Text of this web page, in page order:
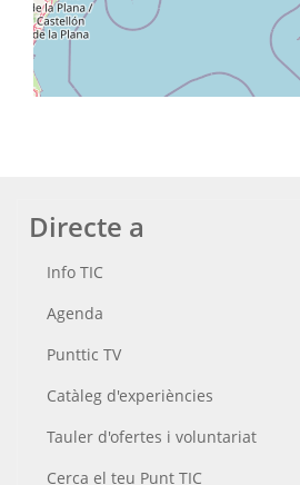
Directe a
Info TIC
Agenda
Punttic TV
Catàleg d'experiències
Tauler d'ofertes i voluntariat
Cerca el teu Punt TIC